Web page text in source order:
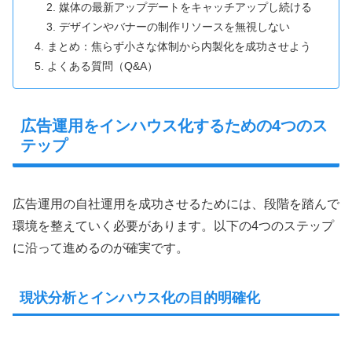
媒体の最新アップデートをキャッチアップし続ける
デザインやバナーの制作リソースを無視しない
まとめ：焦らず小さな体制から内製化を成功させよう
よくある質問（Q&A）
広告運用をインハウス化するための4つのス
テップ
広告運用の自社運用を成功させるためには、段階を踏んで
環境を整えていく必要があります。以下の4つのステップ
に沿って進めるのが確実です。
現状分析とインハウス化の目的明確化